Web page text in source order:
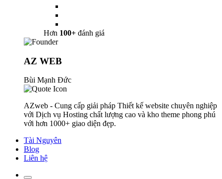
Hơn 100+ đánh giá
AZ WEB
Bùi Mạnh Đức
AZweb - Cung cấp giải pháp Thiết kế website chuyên nghiệp
với Dịch vụ Hosting chất lượng cao và kho theme phong phú
với hơn 1000+ giao diện đẹp.
Tài Nguyên
Blog
Liên hệ